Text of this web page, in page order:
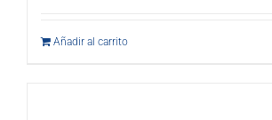
Añadir al carrito